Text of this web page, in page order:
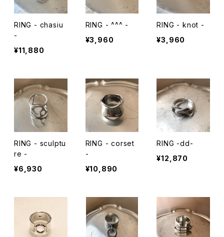
RING - chasiu
-
¥11,880
RING - ^^^ -
¥3,960
RING - knot -
¥3,960
RING - sculptu
re -
¥6,930
RING - corset
-
¥10,890
RING -dd-
¥12,870